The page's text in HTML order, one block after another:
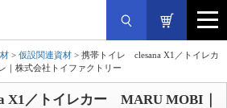
> 仮設関連資材 > 携帯トイレ clesana X1／トイレカ
株式会社トイファクトリー
X1／トイレカー MARU MOBI｜